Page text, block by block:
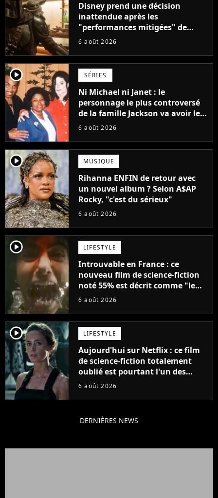
Disney prend une décision
inattendue après les
"performances mitigées" de
Vaiana et The Mandalorian &
6 août 2026
player2 SÉRIES
Ni Michael ni Janet : le
personnage le plus controversé
de la famille Jackson va avoir le
droit à sa propre série
6 août 2026
player2 MUSIQUE
Rihanna ENFIN de retour avec
un nouvel album ? Selon A$AP
Rocky, "c'est du sérieux"
6 août 2026
player2 LIFESTYLE
Introuvable en France : ce
nouveau film de science-fiction
noté 55% est décrit comme "le
plus stupide de l'année"
6 août 2026
player2 LIFESTYLE
Aujourd'hui sur Netflix : ce film
de science-fiction totalement
oublié est pourtant l'un des
meilleurs des années 2010
6 août 2026
DERNIÈRES NEWS